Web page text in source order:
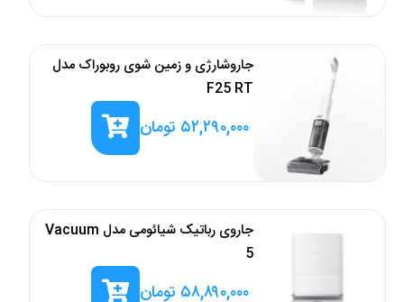
جاروشارژی و زمین شوی روبوراک مدل
F25 RT
تومان ۵۲,۲۹۰,۰۰۰
جاروی رباتیک شیائومی مدل Vacuum
5
تومان ۵۸,۸۹۰,۰۰۰